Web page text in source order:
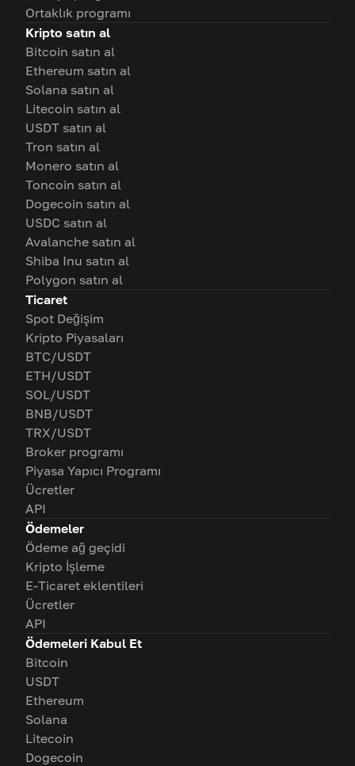
Ortaklık programı
Kripto satın al
Bitcoin satın al
Ethereum satın al
Solana satın al
Litecoin satın al
USDT satın al
Tron satın al
Monero satın al
Toncoin satın al
Dogecoin satın al
USDC satın al
Avalanche satın al
Shiba Inu satın al
Polygon satın al
Ticaret
Spot Değişim
Kripto Piyasaları
BTC/USDT
ETH/USDT
SOL/USDT
BNB/USDT
TRX/USDT
Broker programı
Piyasa Yapıcı Programı
Ücretler
API
Ödemeler
Ödeme ağ geçidi
Kripto İşleme
E-Ticaret eklentileri
Ücretler
API
Ödemeleri Kabul Et
Bitcoin
USDT
Ethereum
Solana
Litecoin
Dogecoin